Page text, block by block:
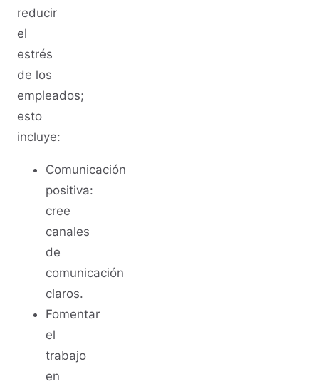
reducir
el
estrés
de los
empleados;
esto
incluye:
Comunicación
positiva:
cree
canales
de
comunicación
claros.
Fomentar
el
trabajo
en